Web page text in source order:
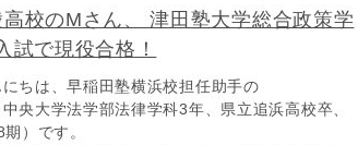
校のMさん、 津田塾大学総合政策学
試で現役合格！
ちは、早稲田塾横浜校担任助手の
央大学法学部法律学科3年、県立追浜高校卒、
）です。